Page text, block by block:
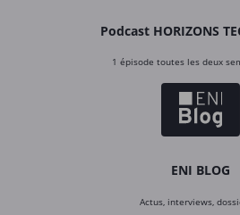
Podcast HORIZONS
1 épisode toutes les deux
ENI BLOG
Actus, interviews,